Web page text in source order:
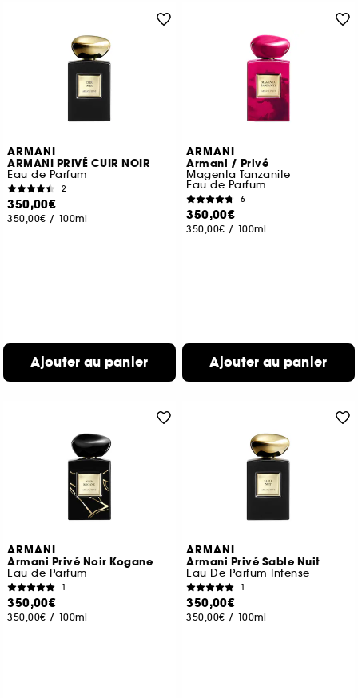
ARMANI
ARMANI PRIVÉ CUIR NOIR
Eau de Parfum
2
350,00€
350,00€ / 100ml
Ajouter au panier
ARMANI
Armani / Privé
Magenta Tanzanite
Eau de Parfum
6
350,00€
350,00€ / 100ml
Ajouter au panier
ARMANI
Armani Privé Noir Kogane
Eau de Parfum
1
350,00€
350,00€ / 100ml
ARMANI
Armani Privé Sable Nuit
Eau De Parfum Intense
1
350,00€
350,00€ / 100ml